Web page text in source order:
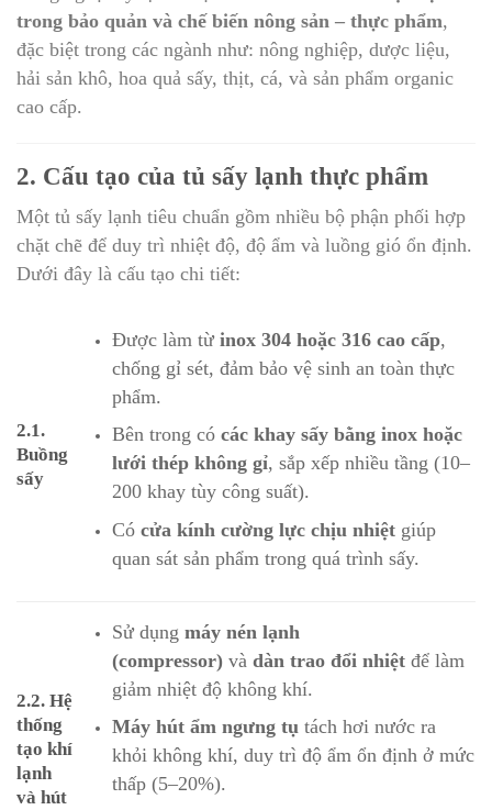
trong bảo quản và chế biến nông sản – thực phẩm,
đặc biệt trong các ngành như: nông nghiệp, dược liệu,
hải sản khô, hoa quả sấy, thịt, cá, và sản phẩm organic
cao cấp.
2. Cấu tạo của tủ sấy lạnh thực phẩm
Một tủ sấy lạnh tiêu chuẩn gồm nhiều bộ phận phối hợp
chặt chẽ để duy trì nhiệt độ, độ ẩm và luồng gió ổn định.
Dưới đây là cấu tạo chi tiết:
2.1.
Buồng
sấy
Được làm từ inox 304 hoặc 316 cao cấp,
chống gỉ sét, đảm bảo vệ sinh an toàn thực
phẩm.
Bên trong có các khay sấy bằng inox hoặc
lưới thép không gỉ, sắp xếp nhiều tầng (10–
200 khay tùy công suất).
Có cửa kính cường lực chịu nhiệtgiúp
quan sát sản phẩm trong quá trình sấy.
2.2. Hệ
thống
tạo khí
lạnh
và hút
Sử dụng máy nén lạnh
(compressor)và dàn trao đổi nhiệtđể làm
giảm nhiệt độ không khí.
Máy hút ẩm ngưng tụtách hơi nước ra
khỏi không khí, duy trì độ ẩm ổn định ở mức
thấp (5–20%).